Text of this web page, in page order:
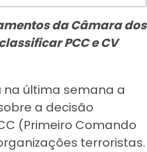
da Câmara dos
PCC e CV
na última semana a
a decisão
(Primeiro Comando
terroristas.